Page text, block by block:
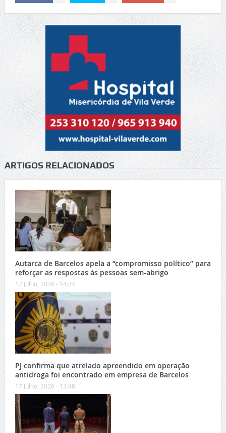
ARTIGOS RELACIONADOS
Autarca de Barcelos apela a “compromisso político” para
reforçar as respostas às pessoas sem-abrigo
17 Julho, 2026 - 14:34
PJ confirma que atrelado apreendido em operação
antidroga foi encontrado em empresa de Barcelos
17 Julho, 2026 - 13:48